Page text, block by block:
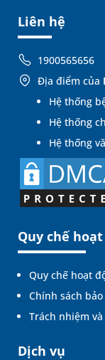
Liên hệ
1900565656
Địa điểm của
Hệ thống
Hệ thống
Hệ thống
Quy chế
Quy chế hoạt
Chính sách
Trách nhiệm
Dịch vụ